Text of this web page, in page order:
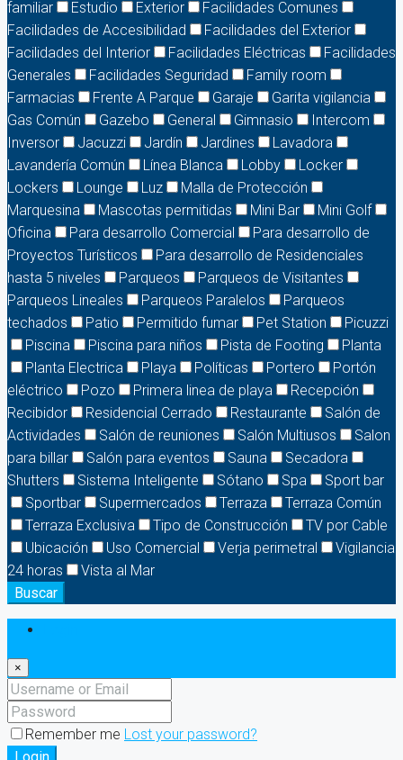
familiar
Estudio Exterior
Facilidades Comunes
Facilidades de Accesibilidad
Facilidades del Exterior
Facilidades del Interior
Facilidades Eléctricas
Facilidades
Generales
Facilidades Seguridad
Family room
Farmacias
Frente A Parque Garaje
Garita vigilancia
Gas Común
Gazebo General Gimnasio
Intercom
Inversor
Jacuzzi Jardín Jardines
Lavadora
Lavandería Común
Línea Blanca Lobby
Locker
Lockers
Lounge Luz
Malla de Protección
Marquesina
Mascotas permitidas Mini Bar
Mini Golf
Oficina
Para desarrollo Comercial
Para desarrollo de
Proyectos Turísticos
Para desarrollo de Residenciales
hasta 5 niveles
Parqueos
Parqueos de Visitantes
Parqueos Lineales
Parqueos Paralelos
Parqueos
techados
Patio Permitido fumar Pet Station
Picuzzi
Piscina
Piscina para niños Pista de Footing
Planta
Planta Electrica
Playa Políticas Portero
Portón
eléctrico
Pozo Primera linea de playa
Recepción
Recibidor
Residencial Cerrado Restaurante
Salón de
Actividades
Salón de reuniones Salón Multiusos
Salon
para billar
Salón para eventos Sauna
Secadora
Shutters
Sistema Inteligente Sótano Spa
Sport bar
Sportbar
Supermercados Terraza
Terraza Común
Terraza Exclusiva
Tipo de Construcción
TV por Cable
Ubicación
Uso Comercial Verja perimetral
Vigilancia
24 horas
Vista al Mar
Buscar
×
Remember me Lost your password?